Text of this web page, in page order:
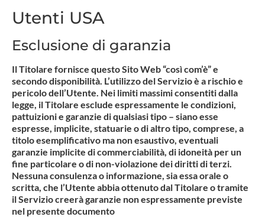
Utenti USA
Esclusione di garanzia
Il Titolare fornisce questo Sito Web “così com’è” e
secondo disponibilità. L’utilizzo del Servizio è a rischio e
pericolo dell’Utente. Nei limiti massimi consentiti dalla
legge, il Titolare esclude espressamente le condizioni,
pattuizioni e garanzie di qualsiasi tipo – siano esse
espresse, implicite, statuarie o di altro tipo, comprese, a
titolo esemplificativo ma non esaustivo, eventuali
garanzie implicite di commerciabilità, di idoneità per un
fine particolare o di non-violazione dei diritti di terzi.
Nessuna consulenza o informazione, sia essa orale o
scritta, che l’Utente abbia ottenuto dal Titolare o tramite
il Servizio creerà garanzie non espressamente previste
nel presente documento